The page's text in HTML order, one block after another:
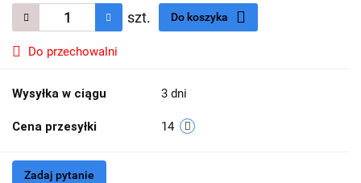
szt. Do koszyka
Do przechowalni
Wysyłka w ciągu 3 dni
Cena przesyłki 14
Zadaj pytanie